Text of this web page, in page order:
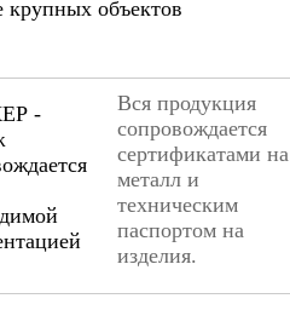
крупных объектов
Вся продукция
сопровождается
сертификатами на
металл и
техническим
паспортом на
изделия.